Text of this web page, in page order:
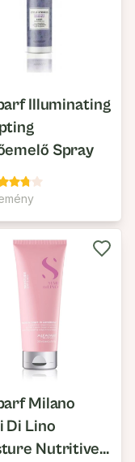
Illuminating
Spray
Milano
Di Lino
Nutritive